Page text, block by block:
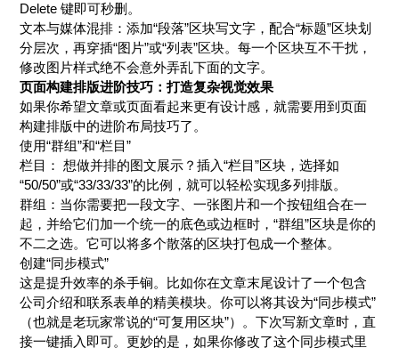
Delete 键即可秒删。
文本与媒体混排：添加“段落”区块写文字，配合“标题”区块划
分层次，再穿插“图片”或“列表”区块。每一个区块互不干扰，
修改图片样式绝不会意外弄乱下面的文字。
页面构建排版进阶技巧：打造复杂视觉效果
如果你希望文章或页面看起来更有设计感，就需要用到页面
构建排版中的进阶布局技巧了。
使用“群组”和“栏目”
栏目： 想做并排的图文展示？插入“栏目”区块，选择如
“50/50”或“33/33/33”的比例，就可以轻松实现多列排版。
群组：当你需要把一段文字、一张图片和一个按钮组合在一
起，并给它们加一个统一的底色或边框时，“群组”区块是你的
不二之选。它可以将多个散落的区块打包成一个整体。
创建“同步模式”
这是提升效率的杀手锏。比如你在文章末尾设计了一个包含
公司介绍和联系表单的精美模块。你可以将其设为“同步模式”
（也就是老玩家常说的“可复用区块”）。下次写新文章时，直
接一键插入即可。更妙的是，如果你修改了这个同步模式里